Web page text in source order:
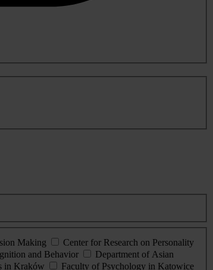
Making
Center for Research on Personality
and Behavior
Department of Asian
in Kraków Faculty of Psychology in Katowice